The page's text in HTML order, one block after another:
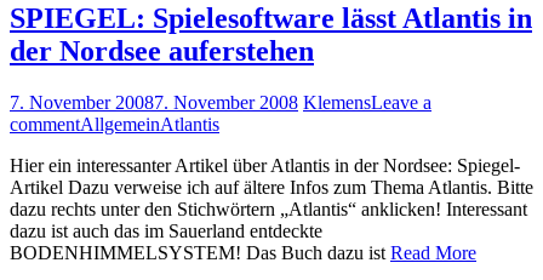
SPIEGEL: Spielesoftware lässt Atlantis in
der Nordsee auferstehen
7. November 20087. November 2008 KlemensLeave a
commentAllgemeinAtlantis
Hier ein interessanter Artikel über Atlantis in der Nordsee: Spiegel-
Artikel Dazu verweise ich auf ältere Infos zum Thema Atlantis. Bitte
dazu rechts unter den Stichwörtern „Atlantis“ anklicken! Interessant
dazu ist auch das im Sauerland entdeckte
BODENHIMMELSYSTEM! Das Buch dazu ist Read More